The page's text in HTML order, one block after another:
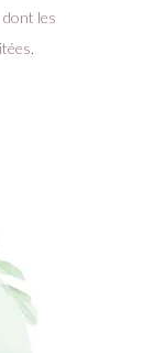
les
.